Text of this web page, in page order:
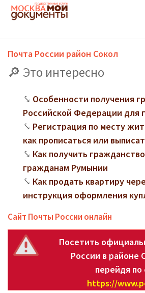
Почта России район Сокол
Это интересно
Особенности получения
Российской Федерации для
Регистрация по месту
как прописаться или
Как получить
гражданам Румынии
Как продать квартиру
инструкция оформления
Сайт Почты России онлайн
Посетить
России в районе
перейдя по
https://